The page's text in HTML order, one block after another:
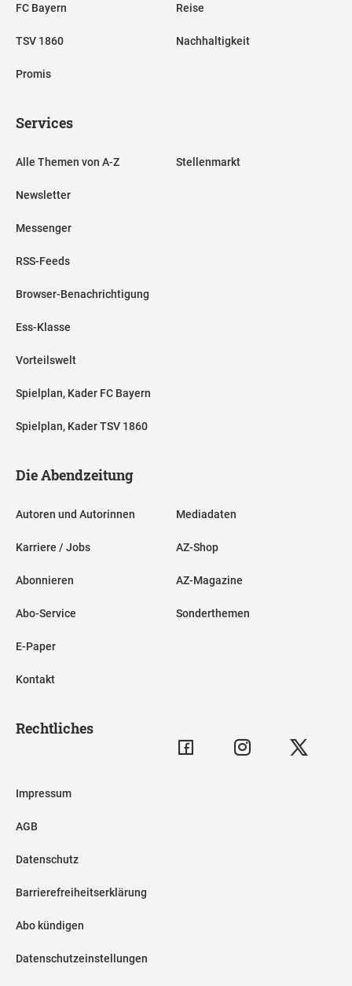
FC Bayern
TSV 1860
Promis
Reise
Nachhaltigkeit
Services
Alle Themen von A-Z
Newsletter
Messenger
RSS-Feeds
Browser-Benachrichtigung
Ess-Klasse
Vorteilswelt
Spielplan, Kader FC Bayern
Spielplan, Kader TSV 1860
Stellenmarkt
Die Abendzeitung
Autoren und Autorinnen
Karriere / Jobs
Abonnieren
Abo-Service
E-Paper
Kontakt
Mediadaten
AZ-Shop
AZ-Magazine
Sonderthemen
Rechtliches
Impressum
AGB
Datenschutz
Barrierefreiheitserklärung
Abo kündigen
Datenschutzeinstellungen